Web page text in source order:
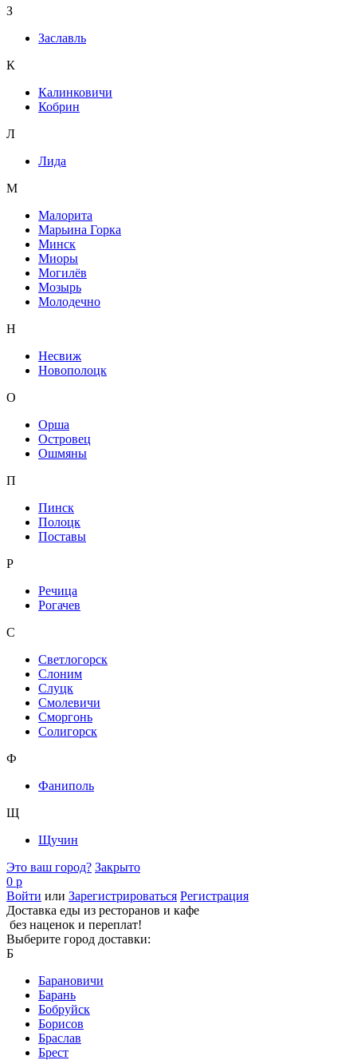
З
Заславль
К
Калинковичи
Кобрин
Л
Лида
М
Малорита
Марьина Горка
Минск
Миоры
Могилёв
Мозырь
Молодечно
Н
Несвиж
Новополоцк
О
Орша
Островец
Ошмяны
П
Пинск
Полоцк
Поставы
Р
Речица
Рогачев
С
Светлогорск
Слоним
Слуцк
Смолевичи
Сморгонь
Солигорск
Ф
Фаниполь
Щ
Щучин
Это ваш город? Закрыто
0 р
Войти или Зарегистрироваться Регистрация
Доставка еды из ресторанов и кафе
без наценок и переплат!
Выберите город доставки:
Б
Барановичи
Барань
Бобруйск
Борисов
Браслав
Брест